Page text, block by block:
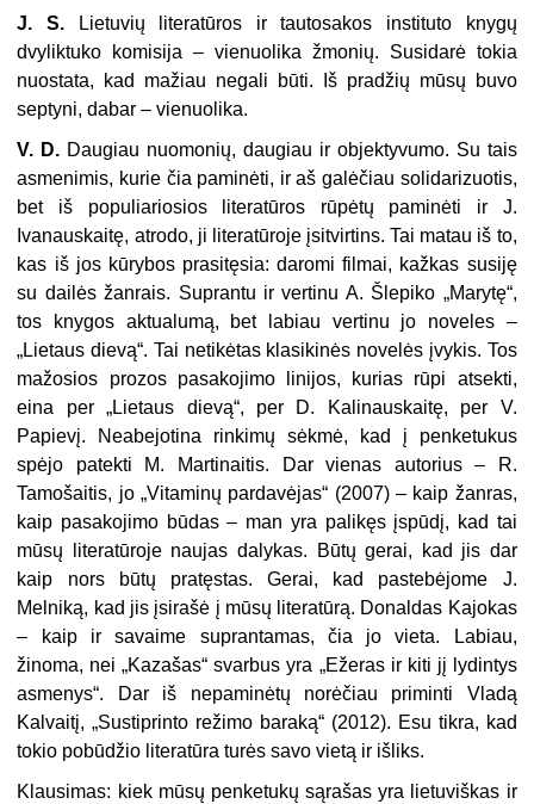
J. S. Lietuvių literatūros ir tautosakos instituto knygų
dvyliktuko komisija – vienuolika žmonių. Susidarė tokia
nuostata, kad mažiau negali būti. Iš pradžių mūsų buvo
septyni, dabar – vienuolika.
V. D. Daugiau nuomonių, daugiau ir objektyvumo. Su tais
asmenimis, kurie čia paminėti, ir aš galėčiau solidarizuotis,
bet iš populiariosios literatūros rūpėtų paminėti ir J.
Ivanauskaitę, atrodo, ji literatūroje įsitvirtins. Tai matau iš to,
kas iš jos kūrybos prasitęsia: daromi filmai, kažkas susiję
su dailės žanrais. Suprantu ir vertinu A. Šlepiko „Marytę“,
tos knygos aktualumą, bet labiau vertinu jo noveles –
„Lietaus dievą“. Tai netikėtas klasikinės novelės įvykis. Tos
mažosios prozos pasakojimo linijos, kurias rūpi atsekti,
eina per „Lietaus dievą“, per D. Kalinauskaitę, per V.
Papievį. Neabejotina rinkimų sėkmė, kad į penketukus
spėjo patekti M. Martinaitis. Dar vienas autorius – R.
Tamošaitis, jo „Vitaminų pardavėjas“ (2007) – kaip žanras,
kaip pasakojimo būdas – man yra palikęs įspūdį, kad tai
mūsų literatūroje naujas dalykas. Būtų gerai, kad jis dar
kaip nors būtų pratęstas. Gerai, kad pastebėjome J.
Melniką, kad jis įsirašė į mūsų literatūrą. Donaldas Kajokas
– kaip ir savaime suprantamas, čia jo vieta. Labiau,
žinoma, nei „Kazašas“ svarbus yra „Ežeras ir kiti jį lydintys
asmenys“. Dar iš nepaminėtų norėčiau priminti Vladą
Kalvaitį, „Sustiprinto režimo baraką“ (2012). Esu tikra, kad
tokio pobūdžio literatūra turės savo vietą ir išliks.
Klausimas: kiek mūsų penketukų sąrašas yra lietuviškas ir